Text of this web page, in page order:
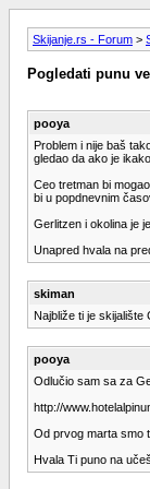
Skijanje.rs - Forum >
Pogledati punu
pooya
Problem i nije baš
gledao da ako je
Ceo tretman bi
bi u popdnevnim
Gerlitzen i okolina je
Unapred hvala na
skiman
Najbliže ti je
pooya
Odlučio sam sa za
http://
Od prvog marta smo
Hvala Ti puno na